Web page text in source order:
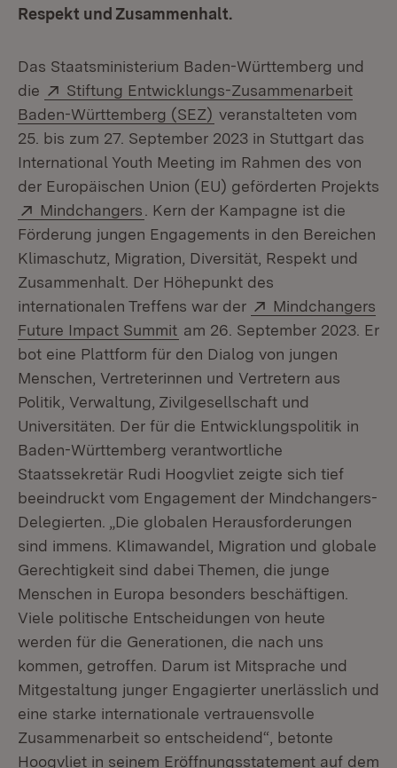
Respekt und Zusammenhalt.
Das Staatsministerium Baden-Württemberg und
die
Extern:
Stiftung Entwicklungs-Zusammenarbeit
Baden-Württemberg (SEZ) (Öffnet in neuem
veranstalteten vom
25. bis zum 27. September 2023 in Stuttgart das
International Youth Meeting im Rahmen des von
der Europäischen Union (EU) geförderten Projekts
Extern:
Mindchangers (Öffnet in neuem Fenster)
. Kern der Kampagne ist die
Förderung jungen Engagements in den Bereichen
Klimaschutz, Migration, Diversität, Respekt und
Zusammenhalt. Der Höhepunkt des
internationalen Treffens war der
Extern:
Mindchangers
Future Impact Summit (Öffnet in neuem Fenster)
am 26. September 2023. Er
bot eine Plattform für den Dialog von jungen
Menschen, Vertreterinnen und Vertretern aus
Politik, Verwaltung, Zivilgesellschaft und
Universitäten. Der für die Entwicklungspolitik in
Baden-Württemberg verantwortliche
Staatssekretär Rudi Hoogvliet zeigte sich tief
beeindruckt vom Engagement der Mindchangers-
Delegierten. „Die globalen Herausforderungen
sind immens. Klimawandel, Migration und globale
Gerechtigkeit sind dabei Themen, die junge
Menschen in Europa besonders beschäftigen.
Viele politische Entscheidungen von heute
werden für die Generationen, die nach uns
kommen, getroffen. Darum ist Mitsprache und
Mitgestaltung junger Engagierter unerlässlich und
eine starke internationale vertrauensvolle
Zusammenarbeit so entscheidend“, betonte
Hoogvliet in seinem Eröffnungsstatement auf dem